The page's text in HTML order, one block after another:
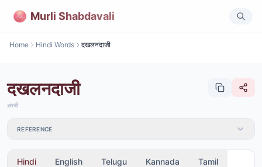
Murli Shabdavali
Home Hindi Words दखलनदाजी
दखलनदाजी
अरबी
REFERENCE
Hindi English Telugu Kannada Tamil